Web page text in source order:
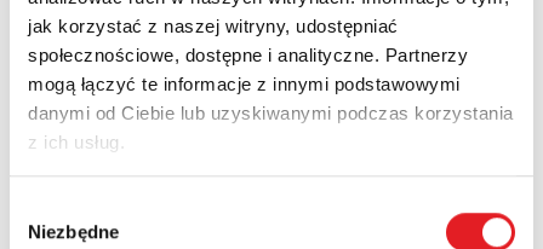
jak korzystać z naszej witryny, udostępniać
społecznościowe, dostępne i analityczne. Partnerzy
mogą łączyć te informacje z innymi podstawowymi
danymi od Ciebie lub uzyskiwanymi podczas korzystania
z ich usług.
zgody
Niezbędne
Imię i nazwisko: *
Adres e-mail: *